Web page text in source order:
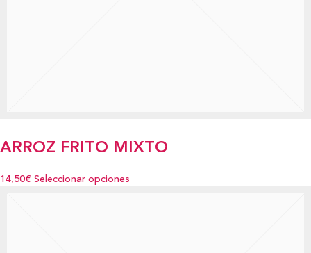
ARROZ FRITO MIXTO
14,50€ Seleccionar opciones